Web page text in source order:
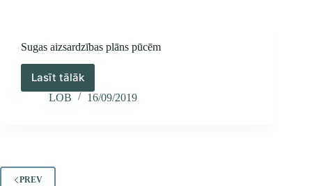
Sugas aizsardzības plāns pūcēm
Lasīt tālāk
Sugas
aizsardzības
LOB 16/09/2019
PREV